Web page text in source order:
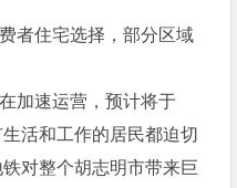
者住宅选择，部分区域
加速运营，预计将于
活和工作的居民都迫切
对整个胡志明市带来巨